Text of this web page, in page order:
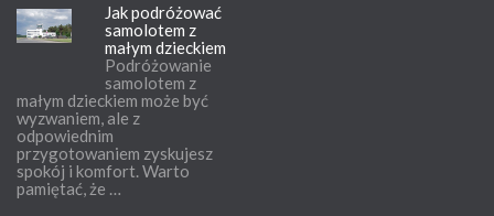
Jak podróżować
samolotem z
małym dzieckiem
Podróżowanie
samolotem z
małym dzieckiem może być
wyzwaniem, ale z
odpowiednim
przygotowaniem zyskujesz
spokój i komfort. Warto
pamiętać, że …